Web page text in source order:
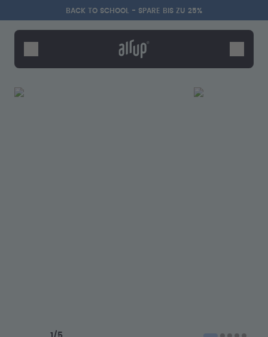
Zum Hauptinhalt springen
Erklärung zur BarrierefreiheitBACK TO SCHOOL - SPARE BIS ZU 25%
Flaschen
Duft-Pods
Hilfe & FAQ